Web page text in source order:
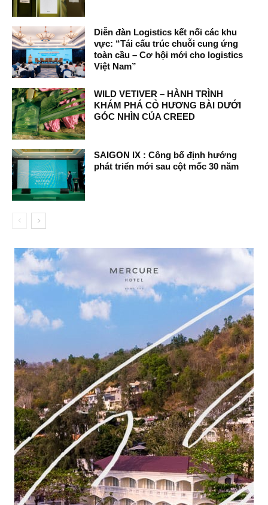
Diễn đàn Logistics kết nối các khu
vực: “Tái cấu trúc chuỗi cung ứng
toàn cầu – Cơ hội mới cho logistics
Việt Nam”
WILD VETIVER – HÀNH TRÌNH
KHÁM PHÁ CỎ HƯƠNG BÀI DƯỚI
GÓC NHÌN CỦA CREED
SAIGON IX : Công bố định hướng
phát triển mới sau cột mốc 30 năm